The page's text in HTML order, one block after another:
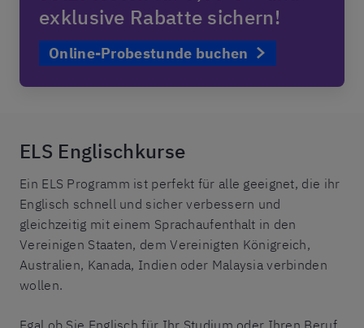
exklusive Rabatte sichern!
Online-Probestunde buchen
ELS Englischkurse
Ein ELS Programm ist perfekt für alle geeignet, die ihr
Englisch schnell und sicher verbessern und
gleichzeitig mit einem Sprachaufenthalt in den
Vereinigen Staaten, dem Vereinigten Königreich,
Australien, Kanada, Indien oder Malaysia verbinden
wollen.
Egal ob Sie Englisch für Ihr Studium oder Ihren Beruf